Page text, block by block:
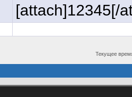
[attach]12345[/
Текущее